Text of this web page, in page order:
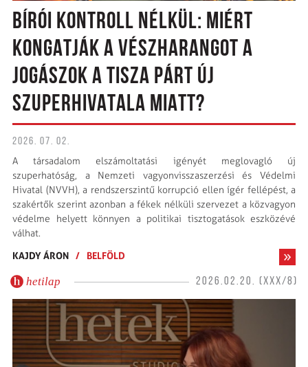
BÍRÓI KONTROLL NÉLKÜL: MIÉRT
KONGATJÁK A VÉSZHARANGOT A
JOGÁSZOK A TISZA PÁRT ÚJ
SZUPERHIVATALA MIATT?
2026. 07. 02.
A társadalom elszámoltatási igényét meglovagló új
szuperhatóság, a Nemzeti vagyonvisszaszerzési és Védelmi
Hivatal (NVVH), a rendszerszintű korrupció ellen ígér fellépést, a
szakértők szerint azonban a fékek nélküli szervezet a közvagyon
védelme helyett könnyen a politikai tisztogatások eszközévé
válhat.
KAJDY ÁRON / BELFÖLD
hetilap 2026.02.20. (XXX/8)